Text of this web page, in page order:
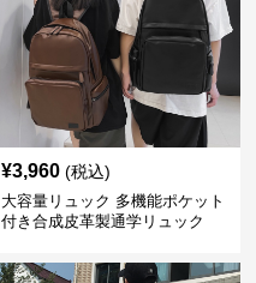
¥3,960 (税込)
大容量リュック 多機能ポケット
付き合成皮革製通学リュック